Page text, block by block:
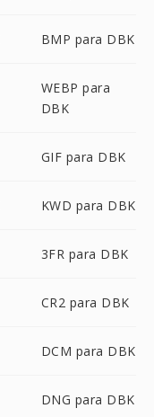
BMP para DBK
WEBP para
DBK
GIF para DBK
KWD para DBK
3FR para DBK
CR2 para DBK
DCM para DBK
DNG para DBK